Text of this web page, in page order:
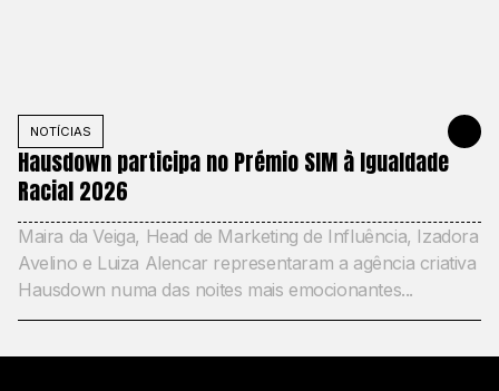
NOTÍCIAS 19 DE
Hausdown participa no Prémio SIM à Igualdade
Racial 2026
Maira da Veiga, Head de Marketing de Influência, Izadora
Avelino e Luiza Alencar representaram a agência criativa
Hausdown numa das noites mais emocionantes...